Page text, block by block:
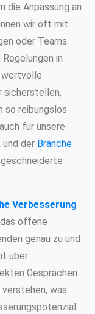
die Anpassung an
wir oft mit
oder Teams.
in
wertvolle
sicherstellen,
so reibungslos
für unsere
und der Branche
Verbesserung
offene
genau zu und
über
Gesprächen
was